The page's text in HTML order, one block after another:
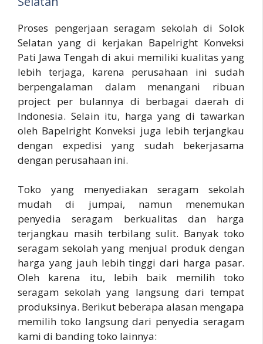
Proses pengerjaan seragam sekolah di Solok
Selatan yang di kerjakan Bapelright Konveksi
Pati Jawa Tengah di akui memiliki kualitas yang
lebih terjaga, karena perusahaan ini sudah
berpengalaman dalam menangani ribuan
project per bulannya di berbagai daerah di
Indonesia. Selain itu, harga yang di tawarkan
oleh Bapelright Konveksi juga lebih terjangkau
dengan expedisi yang sudah bekerjasama
dengan perusahaan ini.
Toko yang menyediakan seragam sekolah
mudah di jumpai, namun menemukan
penyedia seragam berkualitas dan harga
terjangkau masih terbilang sulit. Banyak toko
seragam sekolah yang menjual produk dengan
harga yang jauh lebih tinggi dari harga pasar.
Oleh karena itu, lebih baik memilih toko
seragam sekolah yang langsung dari tempat
produksinya. Berikut beberapa alasan mengapa
memilih toko langsung dari penyedia seragam
kami di banding toko lainnya: